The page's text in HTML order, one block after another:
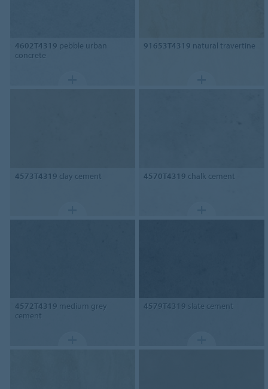
4602T4319 pebble urban
concrete
91653T4319 natural travertine
4573T4319 clay cement 4570T4319 chalk cement
4572T4319 medium grey
cement
4579T4319 slate cement